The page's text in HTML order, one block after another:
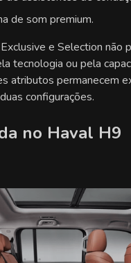
de som premium.
e Selection não
tecnologia ou pela
atributos permanecem
configurações.
no Haval H9